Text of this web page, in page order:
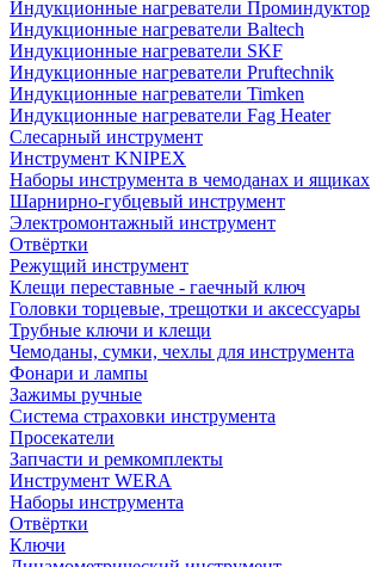
Индукционные нагреватели Проминдуктор
Индукционные нагреватели Baltech
Индукционные нагреватели SKF
Индукционные нагреватели Pruftechnik
Индукционные нагреватели Timken
Индукционные нагреватели Fag Heater
Слесарный инструмент
Инструмент KNIPEX
Наборы инструмента в чемоданах и ящиках
Шарнирно-губцевый инструмент
Электромонтажный инструмент
Отвёртки
Режущий инструмент
Клещи переставные - гаечный ключ
Головки торцевые, трещотки и аксессуары
Трубные ключи и клещи
Чемоданы, сумки, чехлы для инструмента
Фонари и лампы
Зажимы ручные
Система страховки инструмента
Просекатели
Запчасти и ремкомплекты
Инструмент WERA
Наборы инструмента
Отвёртки
Ключи